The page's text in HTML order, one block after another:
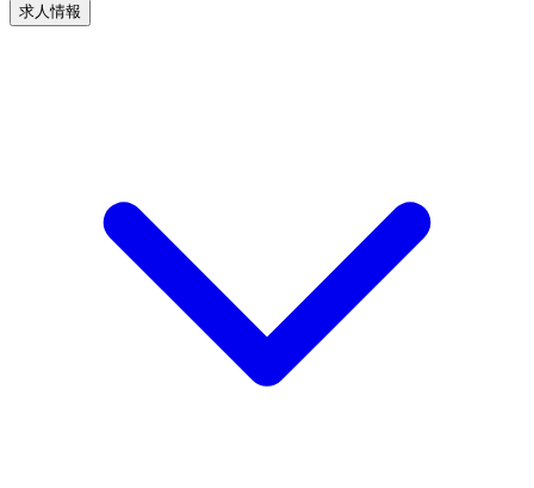
求人情報